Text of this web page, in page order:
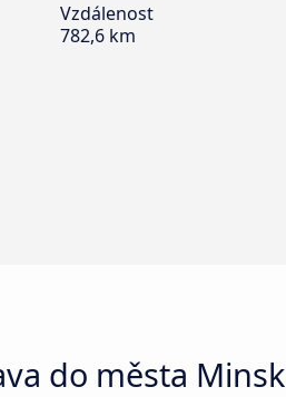
Vzdálenost
782,6 km
do města Minsk